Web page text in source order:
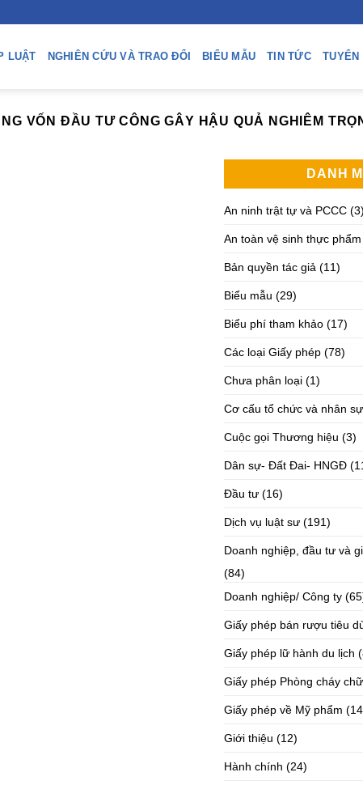
LUẬT NGHIÊN CỨU VÀ TRAO ĐỔI BIỂU MẪU TIN TỨC TUYỂN
VỐN ĐẦU TƯ CÔNG GÂY HẬU QUẢ NGHIÊM
DANH
An ninh trật tự và PCCC (3)
An toàn vệ sinh thực phẩm
Bản quyền tác giả (11)
Biểu mẫu (29)
Biểu phí tham khảo (17)
Các loại Giấy phép (78)
Chưa phân loại (1)
Cơ cấu tổ chức và nhân sự
Cuộc gọi Thương hiệu (3)
Dân sự- Đất Đai- HNGĐ
Đầu tư (16)
Dịch vụ luật sư (191)
Doanh nghiệp, đầu tư và
(84)
Doanh nghiệp/ Công ty
Giấy phép bán rượu tiêu
Giấy phép lữ hành du lịch
Giấy phép Phòng cháy
Giấy phép về Mỹ phẩm
Giới thiệu (12)
Hành chính (24)